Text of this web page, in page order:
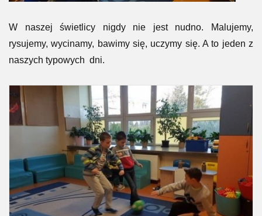
W naszej świetlicy nigdy nie jest nudno. Malujemy,
rysujemy, wycinamy, bawimy się, uczymy się. A to jeden z
naszych typowych dni.